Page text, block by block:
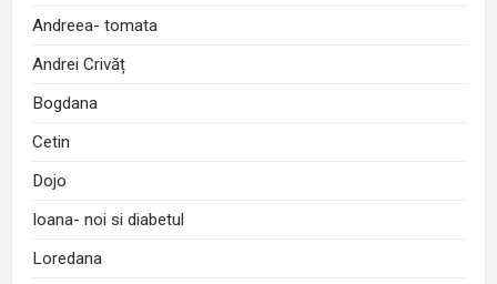
Andreea- tomata
Andrei Crivăț
Bogdana
Cetin
Dojo
Ioana- noi si diabetul
Loredana